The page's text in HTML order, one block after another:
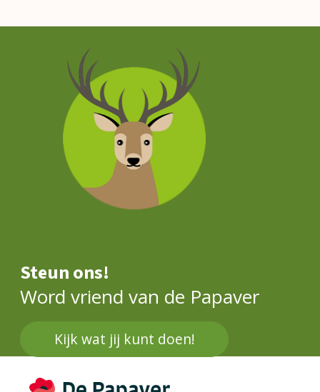
Steun ons!
Word vriend van de Papaver
Kijk wat jij kunt doen!